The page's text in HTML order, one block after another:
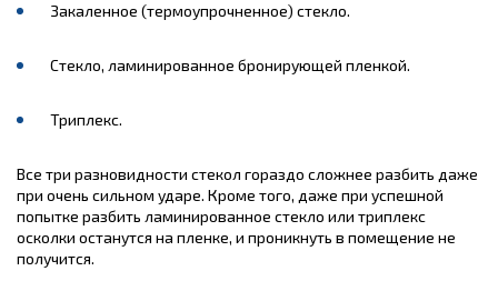
Закаленное (термоупрочненное) стекло.
Стекло, ламинированное бронирующей пленкой.
Триплекс.
Все три разновидности стекол гораздо сложнее разбить даже
при очень сильном ударе. Кроме того, даже при успешной
попытке разбить ламинированное стекло или триплекс
осколки останутся на пленке, и проникнуть в помещение не
получится.